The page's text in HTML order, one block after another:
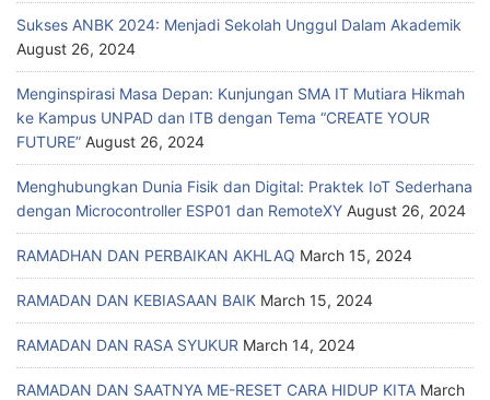
Sukses ANBK 2024: Menjadi Sekolah Unggul Dalam Akademik
August 26, 2024
Menginspirasi Masa Depan: Kunjungan SMA IT Mutiara Hikmah
ke Kampus UNPAD dan ITB dengan Tema “CREATE YOUR
FUTURE” August 26, 2024
Menghubungkan Dunia Fisik dan Digital: Praktek IoT Sederhana
dengan Microcontroller ESP01 dan RemoteXY August 26, 2024
RAMADHAN DAN PERBAIKAN AKHLAQ March 15, 2024
RAMADAN DAN KEBIASAAN BAIK March 15, 2024
RAMADAN DAN RASA SYUKUR March 14, 2024
RAMADAN DAN SAATNYA ME-RESET CARA HIDUP KITA March